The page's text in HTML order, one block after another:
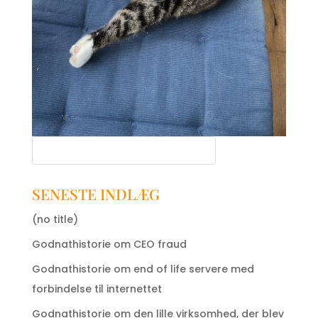
SENESTE INDLÆG
(no title)
Godnathistorie om CEO fraud
Godnathistorie om end of life servere med
forbindelse til internettet
Godnathistorie om den lille virksomhed, der blev